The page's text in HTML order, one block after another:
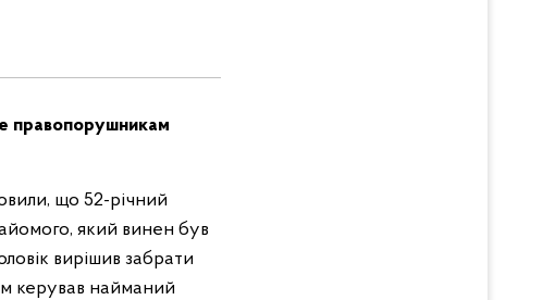
правопорушникам
що 52-річний
який винен був
вирішив забрати
керував найманий